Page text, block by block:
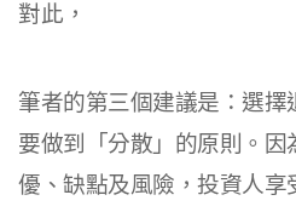
對此，
筆者的第三個建議是：選
要做到「分散」的原則。
優、缺點及風險，投資人